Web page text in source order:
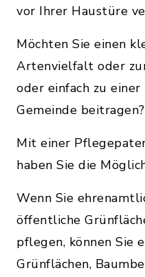
vor Ihrer Haustüre
Möchten Sie einen
Artenvielfalt oder
oder einfach zu
Gemeinde beitragen?
Mit einer
haben Sie die
Wenn Sie
öffentliche
pflegen, können Sie
Grünflächen,